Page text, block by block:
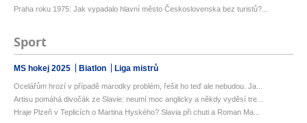
Praha roku 1975: Jak vypadalo hlavní město Československa bez turistů?...
Sport
MS hokej 2025 Biatlon Liga mistrů
Ocelářům hrozí v případě marodky problém, řešit ho teď ale nebudou. Ja...
Artisu pomáhá divočák ze Slavie: neumí moc anglicky a někdy vyděsí tre...
Hraje Plzeň v Teplicích o Martina Hyského? Slavia při chuti a Roman Ma...